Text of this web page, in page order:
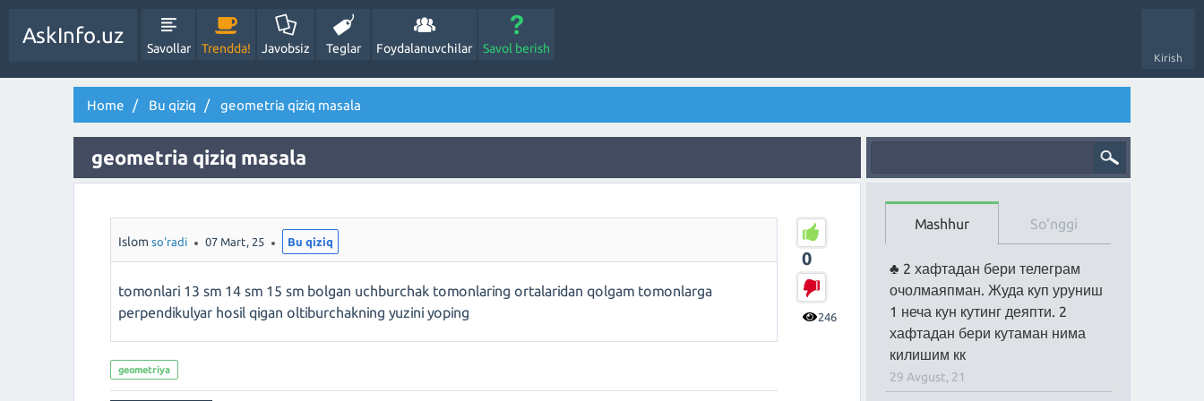
Kirish
AskInfo.uz
Savollar Trendda! Javobsiz Teglar Foydalanuvchilar Savol berish
Home Bu qiziq geometria qiziq masala
geometria qiziq masala
0
246
Islom so'radi 07 Mart, 25 Bu qiziq
tomonlari 13 sm 14 sm 15 sm bolgan uchburchak tomonlaring ortalaridan qolgam tomonlarga
perpendikulyar hosil qigan oltiburchakning yuzini yoping
geometriya
Mashhur So'nggi
2 хафтадан бери телеграм
очолмаяпман. Жуда куп уруниш
1 неча кун кутинг деяпти. 2
хафтадан бери кутаман нима
килишим кк
29 Avgust, 21